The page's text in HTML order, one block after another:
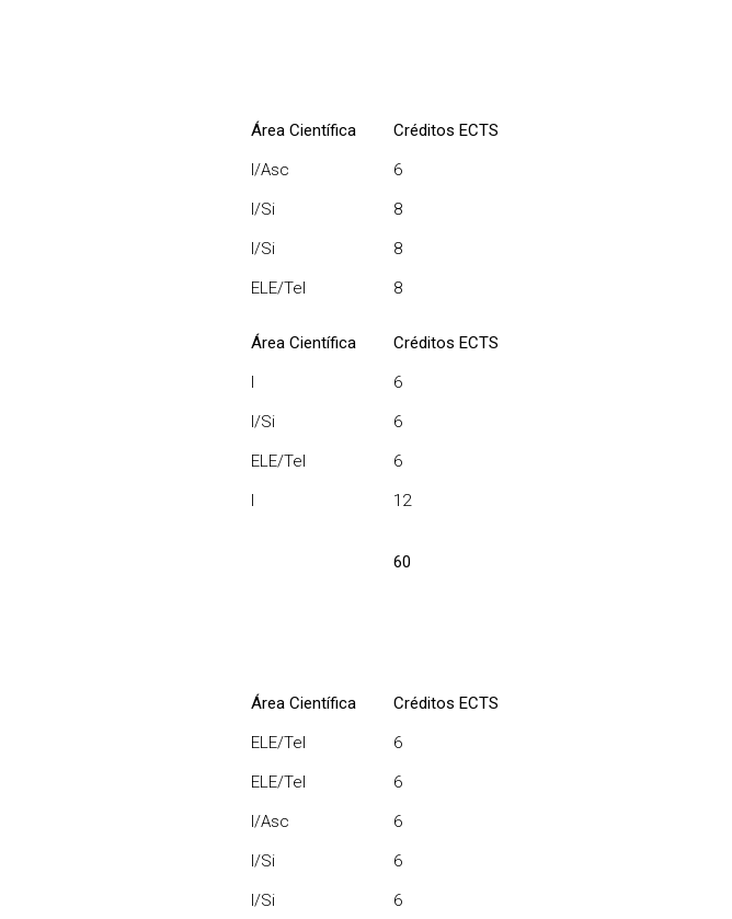
Área Científica
Créditos ECTS
I/Asc
6
I/Si
8
I/Si
8
ELE/Tel 8
Área Científica
Créditos ECTS
I
6
I/Si
6
ELE/Tel
6
I 12
60
Área Científica
Créditos ECTS
ELE/Tel
6
ELE/Tel
6
I/Asc
6
I/Si
6
I/Si 6